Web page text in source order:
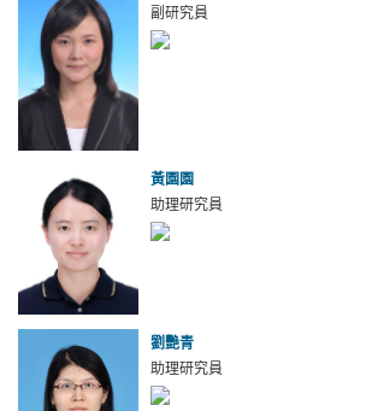
副研究員
黃園園
助理研究員
劉艷青
助理研究員